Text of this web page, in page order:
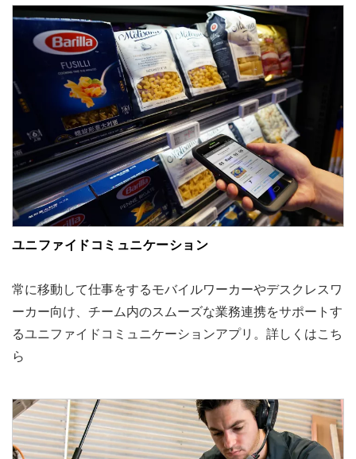
ユニファイドコミュニケーション
常に移動して仕事をするモバイルワーカーやデスクレスワ
ーカー向け、チーム内のスムーズな業務連携をサポートす
るユニファイドコミュニケーションアプリ。詳しくはこち
ら